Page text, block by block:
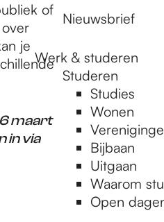
Nieuwsbrief
Werk & studeren
Studeren
Studies
Wonen
Bijbaan
Uitgaan
Waarom
Open
of
je
maart
in via